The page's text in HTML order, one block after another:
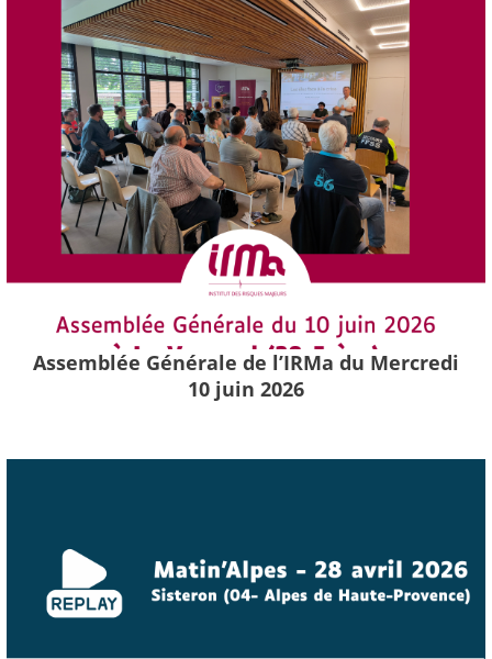
Assemblée Générale de l’IRMa du Mercredi
10 juin 2026